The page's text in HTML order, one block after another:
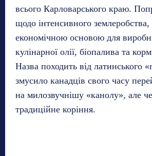
всього Карловарського краю.
щодо інтенсивного
економічною основою для
кулінарної олії, біопалива та
Назва походить від латинського
змусило канадців свого часу
на милозвучнішу «канолу», але
традиційне коріння.